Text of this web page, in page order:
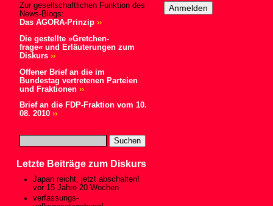
Zur gesellschaftlichen Funktion des
News-Blogs:
Das AGORA-Prinzip ››
Die gestellte »Gretchen-
frage« und Erläuterungen zum
Diskurs ››
Offener Brief an die im
Bundestag vertretenen Parteien
und Fraktionen ››
Brief an die FDP-Fraktion vom 10.
08. 2010 ››
Letzte Beiträge zum Diskurs
Japan reicht, jetzt abschalten!
vor 15 Jahre 20 Wochen
verfassungs-